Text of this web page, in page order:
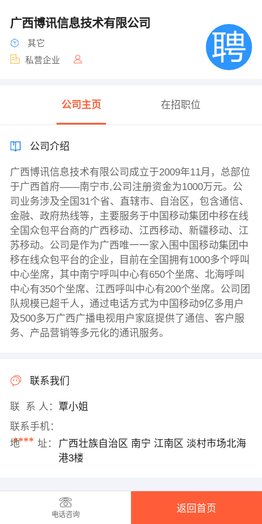
广西博讯信息技术有限公司
其它
私营企业
公司主页 在招职位
公司介绍
广西博讯信息技术有限公司成立于2009年11月，总部位
于广西首府——南宁市,公司注册资金为1000万元。公
司业务涉及全国31个省、直辖市、自治区，包含通信、
金融、政府热线等，主要服务于中国移动集团中移在线
全国众包平台商的广西移动、江西移动、新疆移动、江
苏移动。公司是作为广西唯一一家入围中国移动集团中
移在线众包平台的企业，目前在全国拥有1000多个呼叫
中心坐席，其中南宁呼叫中心有650个坐席、北海呼叫
中心有350个坐席、江西呼叫中心有200个坐席。公司团
队规模已超千人，通过电话方式为中国移动9亿多用户
及500多万广西广播电视用户家庭提供了通信、客户服
务、产品营销等多元化的通讯服务。
联系我们
联 系 人： 覃小姐
联系手机：
****
地 址：
广西壮族自治区 南宁 江南区 淡村市场北海
港3楼
电话咨询
返回首页